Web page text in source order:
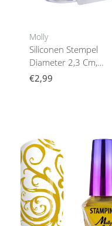
Molly
Siliconen Stempel
Diameter 2,3 Cm,
Transparant Helder
€2,99